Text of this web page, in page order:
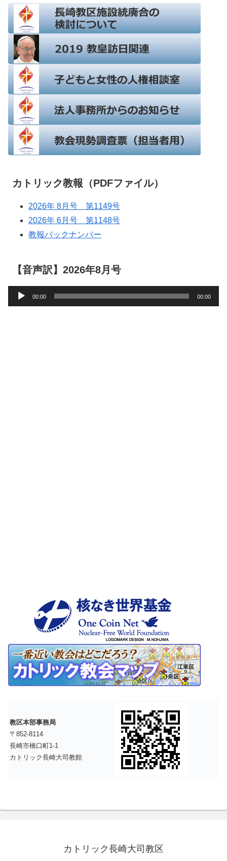
カトリック教報（PDFファイル）
2026年 8月号 第1149号
2026年 6月号 第1148号
教報バックナンバー
【音声訳】2026年8月号
声
00:00 00:00
教区本部事務局
〒852-8114
長崎市橋口町1-1
カトリック長崎大司教館
カトリック長崎大司教区